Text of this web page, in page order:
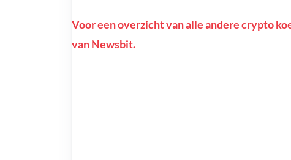
Voor een overzicht van alle andere crypto
van Newsbit.